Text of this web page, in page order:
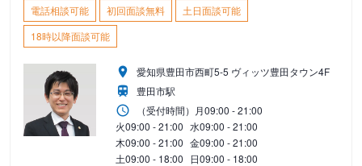
電話相談可能 初回面談無料
土日面談可能
18時以降面談可能
愛知県豊田市西町5-5 ヴィッツ豊田タウン4F
豊田市駅
（受付時間） 月09:00 - 21:00
火09:00 - 21:00 水09:00 - 21:00
木09:00 - 21:00 金09:00 - 21:00
土09:00 - 18:00 日09:00 - 18:00